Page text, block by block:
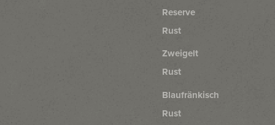
Reserve
Rust
Zweigelt
Rust
Blaufränkisch
Rust